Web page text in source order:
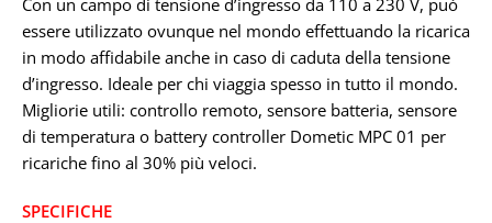
essere utilizzato ovunque nel mondo effettuando la ricarica
in modo affidabile anche in caso di caduta della tensione
d’ingresso. Ideale per chi viaggia spesso in tutto il mondo.
Migliorie utili: controllo remoto, sensore batteria, sensore
di temperatura o battery controller Dometic MPC 01 per
ricariche fino al 30% più veloci.
SPECIFICHE